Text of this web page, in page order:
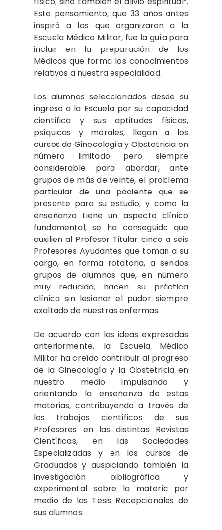
Este pensamiento, que 33 años antes
inspiró a los que organizaron a la
Escuela Médico Militar, fue la guía para
incluir en la preparación de los
Médicos que forma los conocimientos
relativos a nuestra especialidad.
Los alumnos seleccionados desde su
ingreso a la Escuela por su capacidad
científica y sus aptitudes físicas,
psíquicas y morales, llegan a los
cursos de Ginecología y Obstetricia en
número limitado pero siempre
considerable para abordar, ante
grupos de más de veinte, el problema
particular de una paciente que se
presente para su estudio, y como la
enseñanza tiene un aspecto clínico
fundamental, se ha conseguido que
auxilien al Profesor Titular cinco a seis
Profesores Ayudantes que toman a su
cargo, en forma rotatoria, a sendos
grupos de alumnos que, en número
muy reducido, hacen su práctica
clínica sin lesionar el pudor siempre
exaltado de nuestras enfermas.
De acuerdo con las ideas expresadas
anteriormente, la Escuela Médico
Militar ha creído contribuir al progreso
de la Ginecología y la Obstetricia en
nuestro medio impulsando y
orientando la enseñanza de estas
materias, contribuyendo a través de
los trabajos científicos de sus
Profesores en las distintas Revistas
Científicas, en las Sociedades
Especializadas y en los cursos de
Graduados y auspiciando también la
investigación bibliográfica y
experimental sobre la materia por
medio de las Tesis Recepcionales de
sus alumnos.